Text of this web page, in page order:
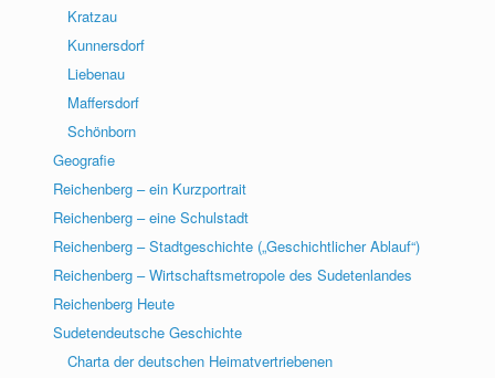
Kratzau
Kunnersdorf
Liebenau
Maffersdorf
Schönborn
Geografie
Reichenberg – ein Kurzportrait
Reichenberg – eine Schulstadt
Reichenberg – Stadtgeschichte („Geschichtlicher Ablauf“)
Reichenberg – Wirtschaftsmetropole des Sudetenlandes
Reichenberg Heute
Sudetendeutsche Geschichte
Charta der deutschen Heimatvertriebenen